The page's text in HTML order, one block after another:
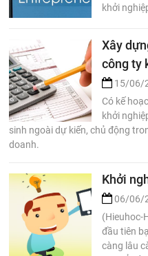
khởi
Xây
công ty
15/06/
Có kế
khởi
sinh ngoài dự kiến, chủ động
doanh.
Khởi
06/06/
(Hieuhoc-
đầu tiên
càng lâu